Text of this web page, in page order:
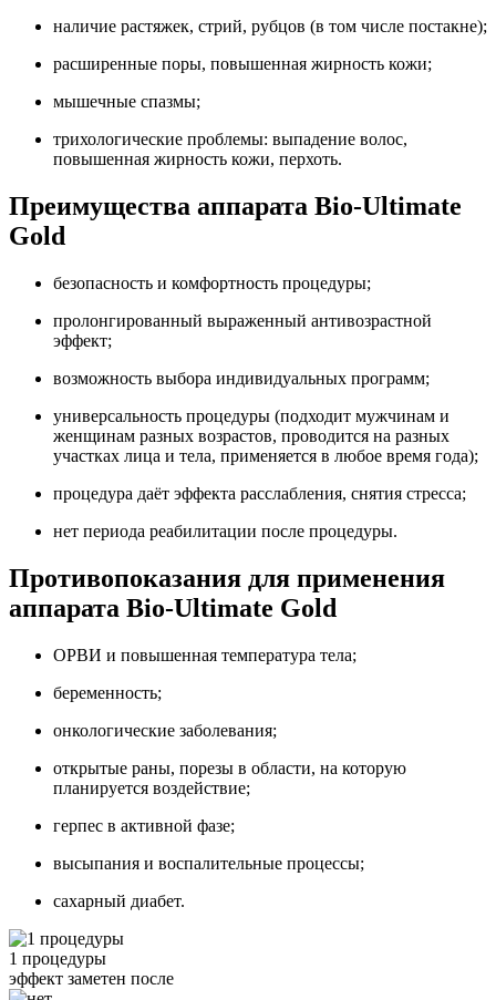
наличие растяжек, стрий, рубцов (в том числе постакне);
расширенные поры, повышенная жирность кожи;
мышечные спазмы;
трихологические проблемы: выпадение волос,
повышенная жирность кожи, перхоть.
Преимущества аппарата Bio-Ultimate
Gold
безопасность и комфортность процедуры;
пролонгированный выраженный антивозрастной
эффект;
возможность выбора индивидуальных программ;
универсальность процедуры (подходит мужчинам и
женщинам разных возрастов, проводится на разных
участках лица и тела, применяется в любое время года);
процедура даёт эффекта расслабления, снятия стресса;
нет периода реабилитации после процедуры.
Противопоказания для применения
аппарата Bio-Ultimate Gold
ОРВИ и повышенная температура тела;
беременность;
онкологические заболевания;
открытые раны, порезы в области, на которую
планируется воздействие;
герпес в активной фазе;
высыпания и воспалительные процессы;
сахарный диабет.
1 процедуры
эффект заметен после